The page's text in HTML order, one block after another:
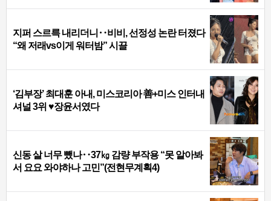
지퍼 스르륵 내리더니‥비비, 선정성 논란 터졌다
“왜 저래vs이게 워터밤” 시끌
‘김부장’ 최대훈 아내, 미스코리아 善+미스 인터내
셔널 3위 ♥장윤서였다
신동 살 너무 뺐나‥37㎏ 감량 부작용 “못 알아봐
서 요요 와야하나 고민”(전현무계획4)